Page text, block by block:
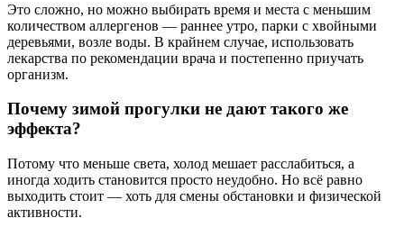
Это сложно, но можно выбирать время и места с меньшим
количеством аллергенов — раннее утро, парки с хвойными
деревьями, возле воды. В крайнем случае, использовать
лекарства по рекомендации врача и постепенно приучать
организм.
Почему зимой прогулки не дают такого же
эффекта?
Потому что меньше света, холод мешает расслабиться, а
иногда ходить становится просто неудобно. Но всё равно
выходить стоит — хоть для смены обстановки и физической
активности.